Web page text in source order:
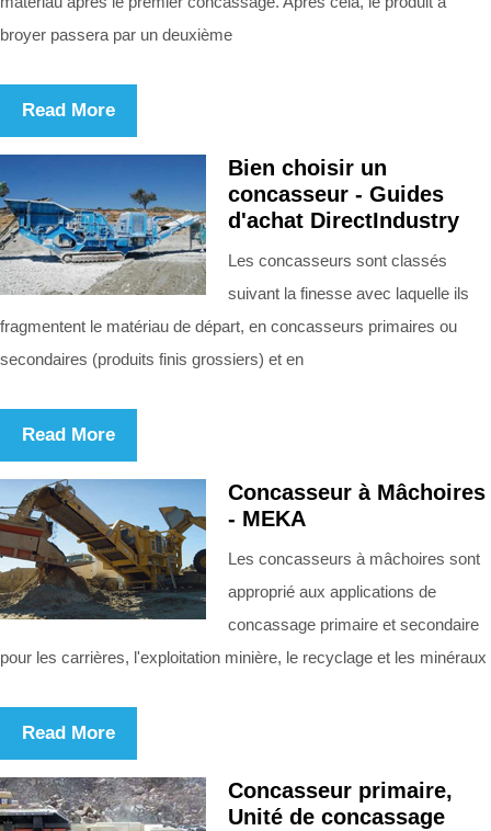
broyer passera par un deuxième
Read More
Bien choisir un
concasseur - Guides
d'achat DirectIndustry
Les concasseurs sont classés
suivant la finesse avec laquelle ils
fragmentent le matériau de départ, en concasseurs primaires ou
secondaires (produits finis grossiers) et en
Read More
Concasseur à Mâchoires
- MEKA
Les concasseurs à mâchoires sont
approprié aux applications de
concassage primaire et secondaire
pour les carrières, l'exploitation minière, le recyclage et les minéraux
Read More
Concasseur primaire,
Unité de concassage